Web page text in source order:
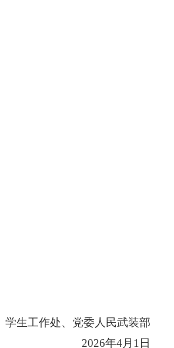
学生工作处、党委人民武装部
2026年4月 1 日